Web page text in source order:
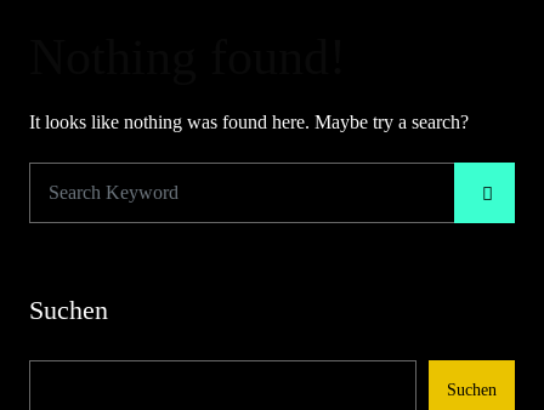
It looks like nothing was found here. Maybe try a search?
Suchen
Suchen